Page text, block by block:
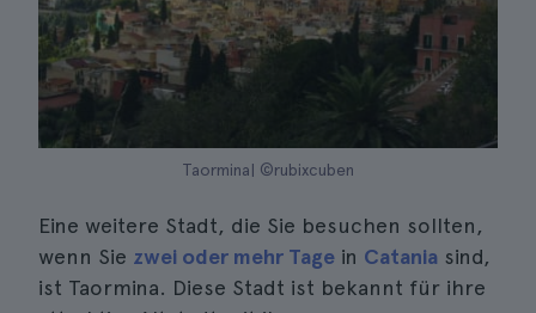
Taormina| ©rubixcuben
Eine weitere Stadt, die Sie besuchen sollten,
wenn Sie zwei oder mehr Tage in Catania sind,
ist Taormina. Diese Stadt ist bekannt für ihre